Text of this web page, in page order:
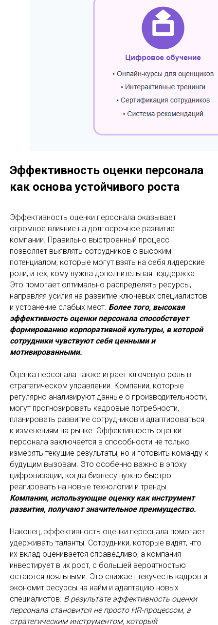
Эффективность оценки персонала
как основа устойчивого роста
Эффективность оценки персонала оказывает
огромное влияние на долгосрочное развитие
компании. Правильно выстроенный процесс
позволяет выявлять сотрудников с высоким
потенциалом, которые могут взять на себя лидерские
роли, и тех, кому нужна дополнительная поддержка.
Это помогает оптимально распределять ресурсы,
направляя усилия на развитие ключевых специалистов
и устранение слабых мест. Более того, высокая
эффективность оценки персонала способствует
формированию корпоративной культуры, в которой
сотрудники чувствуют себя ценными и
мотивированными.
Оценка персонала также играет ключевую роль в
стратегическом управлении. Компании, которые
регулярно анализируют данные о производительности,
могут прогнозировать кадровые потребности,
планировать развитие сотрудников и адаптироваться
к изменениям на рынке. Эффективность оценки
персонала заключается в способности не только
измерять текущие результаты, но и готовить команду к
будущим вызовам. Это особенно важно в эпоху
цифровизации, когда бизнесу нужно быстро
реагировать на новые технологии и тренды.
Компании, использующие оценку как инструмент
развития, получают значительное преимущество.
Наконец, эффективность оценки персонала помогает
удерживать таланты. Сотрудники, которые видят, что
их вклад оценивается справедливо, а компания
инвестирует в их рост, с большей вероятностью
остаются лояльными. Это снижает текучесть кадров и
экономит ресурсы на найм и адаптацию новых
специалистов. В результате эффективность оценки
персонала становится не просто HR-процессом, а
стратегическим инструментом, который